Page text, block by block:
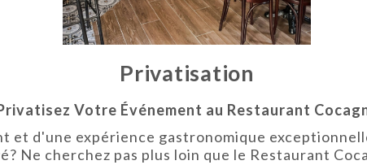
Privatisation
Votre Événement au Restaurant
et d'une expérience gastronomique
Ne cherchez pas plus loin que le Restaurant